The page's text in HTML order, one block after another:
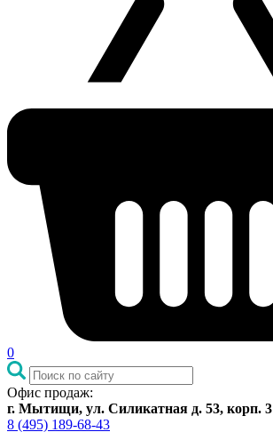
0
Офис продаж:
г. Мытищи, ул. Силикатная д. 53, корп. 3
8 (495) 189-68-43